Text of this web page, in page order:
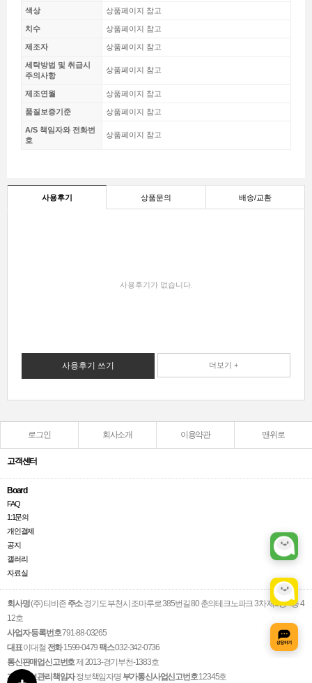
색상 상품페이지 참고
치수 상품페이지 참고
제조자 상품페이지 참고
세탁방법 및 취급시
주의사항
상품페이지 참고
제조연월 상품페이지 참고
품질보증기준 상품페이지 참고
A/S 책임자와 전화번
호
상품페이지 참고
사용후기 상품문의 배송/교환
사용후기가 없습니다.
사용후기 쓰기 더보기 +
로그인 회사소개 이용약관 맨위로
고객센터
Board
FAQ
1:1문의
개인결제
공지
갤러리
자료실
회사명(주) 티비존 주소경기도 부천시 조마루로 385번길 80 춘의테크노파크 3차 제1동 4층 4
12호
사업자 등록번호791-88-03265
대표이대철 전화1599-0479팩스032-342-0736
통신판매업신고번호제 2013-경기부천-1383호
개인정보관리책임자정보책임자명 부가통신사업신고번호12345호